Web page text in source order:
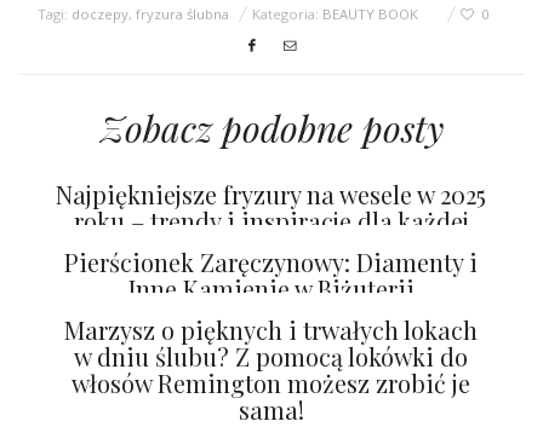
Tagi: doczepy,fryzura ślubna Kategoria: BEAUTY BOOK 0
Zobacz podobne posty
Najpiękniejsze fryzury na wesele w 2025
roku – trendy i inspiracje dla każdej
panny młodej
Pierścionek Zaręczynowy: Diamenty i
Inne Kamienie w Biżuterii
Zaręczynowej
Marzysz o pięknych i trwałych lokach
w dniu ślubu? Z pomocą lokówki do
włosów Remington możesz zrobić je
sama!